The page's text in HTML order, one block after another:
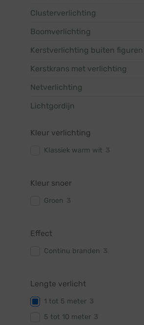
Clusterverlichting
Boomverlichting
Kerstverlichting buiten figuren
Kerstkrans met verlichting
Netverlichting
Lichtgordijn
Kleur verlichting
Klassiek warm wit
Kleur snoer
Groen
Effect
Continu branden
Lengte verlicht
1 tot 5 meter
5 tot 10 meter